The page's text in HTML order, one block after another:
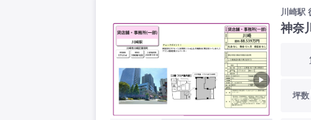
▶
川崎駅
神奈
坪数